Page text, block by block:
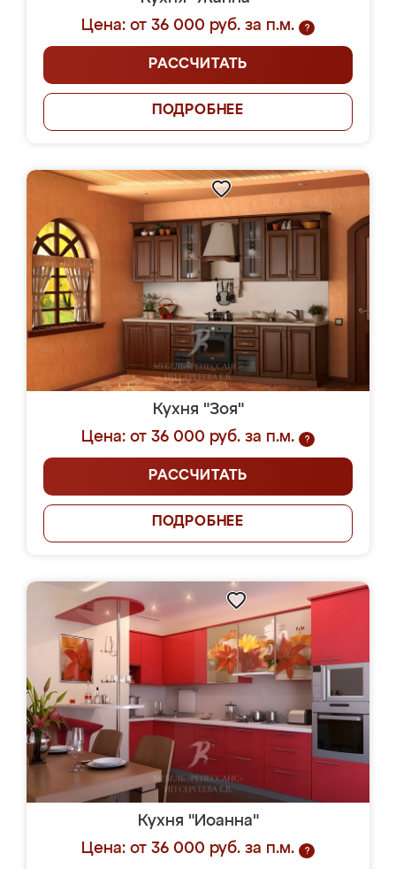
Цена: от 36 000 руб. за п.м.
?
РАССЧИТАТЬ
ПОДРОБНЕЕ
Кухня "Зоя"
Цена: от 36 000 руб. за п.м.
?
РАССЧИТАТЬ
ПОДРОБНЕЕ
Кухня "Иоанна"
Цена: от 36 000 руб. за п.м.
?